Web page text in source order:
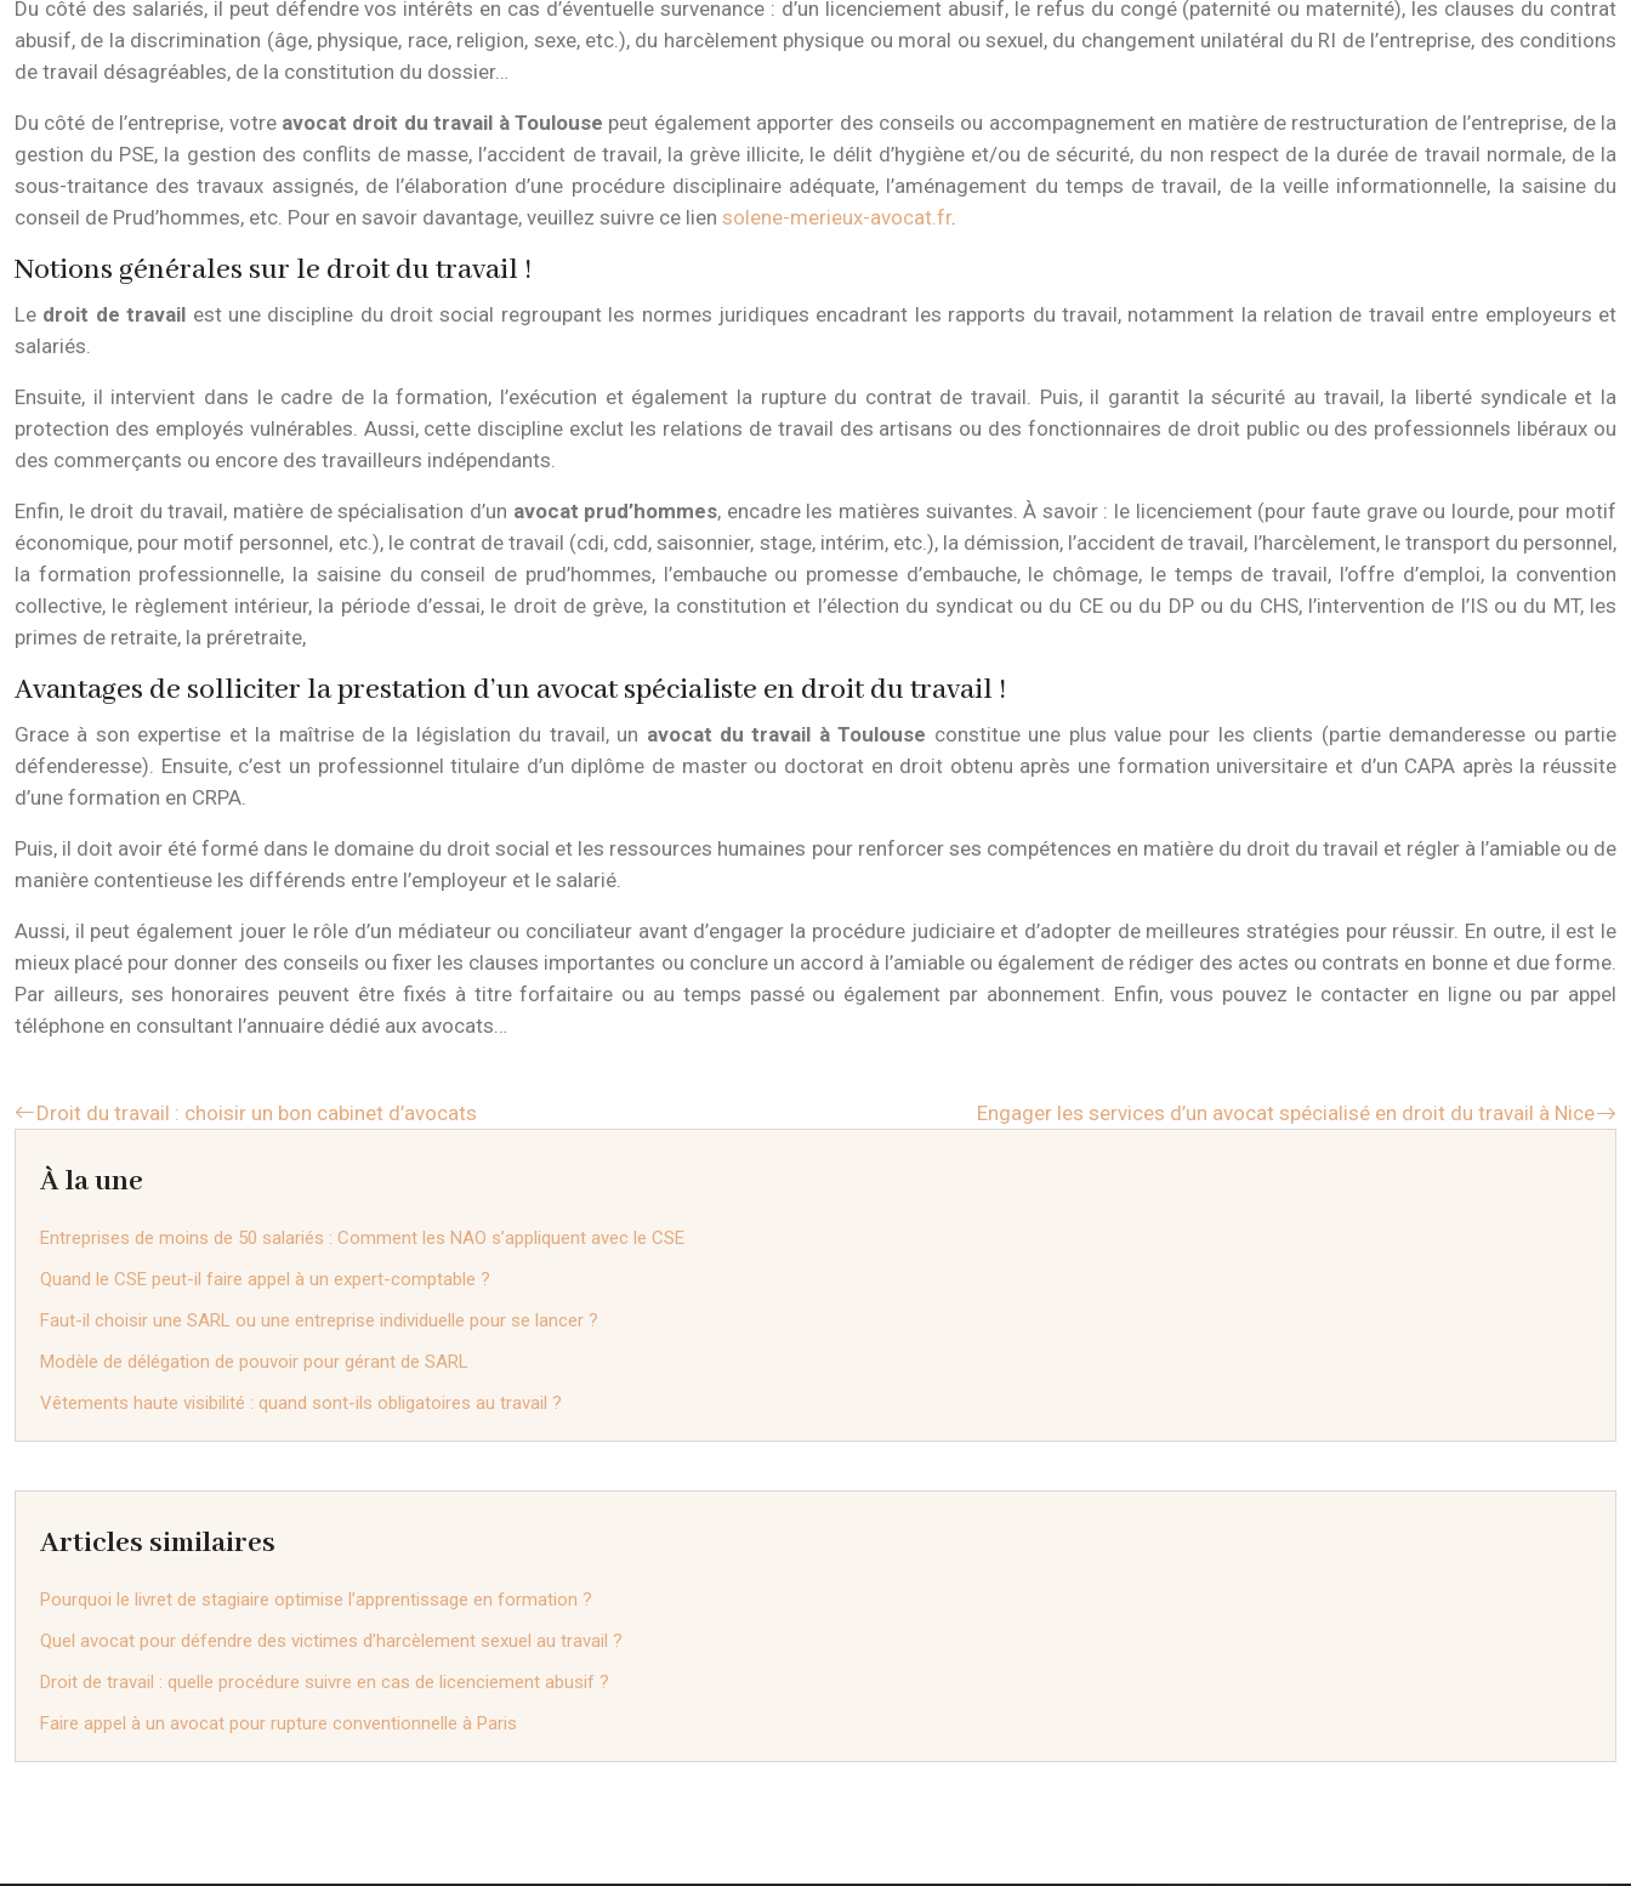
Du côté des salariés, il peut défendre vos intérêts en cas d’éventuelle survenance : d’un licenciement abusif, le refus du congé (paternité ou maternité), les clauses du contrat
abusif, de la discrimination (âge, physique, race, religion, sexe, etc.), du harcèlement physique ou moral ou sexuel, du changement unilatéral du RI de l’entreprise, des conditions
de travail désagréables, de la constitution du dossier…
Du côté de l’entreprise, votre avocat droit du travail à Toulouse peut également apporter des conseils ou accompagnement en matière de restructuration de l’entreprise, de la
gestion du PSE, la gestion des conflits de masse, l’accident de travail, la grève illicite, le délit d’hygiène et/ou de sécurité, du non respect de la durée de travail normale, de la
sous-traitance des travaux assignés, de l’élaboration d’une procédure disciplinaire adéquate, l’aménagement du temps de travail, de la veille informationnelle, la saisine du
conseil de Prud’hommes, etc. Pour en savoir davantage, veuillez suivre ce lien solene-merieux-avocat.fr.
Notions générales sur le droit du travail !
Le droit de travail est une discipline du droit social regroupant les normes juridiques encadrant les rapports du travail, notamment la relation de travail entre employeurs et
salariés.
Ensuite, il intervient dans le cadre de la formation, l’exécution et également la rupture du contrat de travail. Puis, il garantit la sécurité au travail, la liberté syndicale et la
protection des employés vulnérables. Aussi, cette discipline exclut les relations de travail des artisans ou des fonctionnaires de droit public ou des professionnels libéraux ou
des commerçants ou encore des travailleurs indépendants.
Enfin, le droit du travail, matière de spécialisation d’un avocat prud’hommes, encadre les matières suivantes. À savoir : le licenciement (pour faute grave ou lourde, pour motif
économique, pour motif personnel, etc.), le contrat de travail (cdi, cdd, saisonnier, stage, intérim, etc.), la démission, l’accident de travail, l’harcèlement, le transport du personnel,
la formation professionnelle, la saisine du conseil de prud’hommes, l’embauche ou promesse d’embauche, le chômage, le temps de travail, l’offre d’emploi, la convention
collective, le règlement intérieur, la période d’essai, le droit de grève, la constitution et l’élection du syndicat ou du CE ou du DP ou du CHS, l’intervention de l’IS ou du MT, les
primes de retraite, la préretraite,
Avantages de solliciter la prestation d’un avocat spécialiste en droit du travail !
Grace à son expertise et la maîtrise de la législation du travail, un avocat du travail à Toulouse constitue une plus value pour les clients (partie demanderesse ou partie
défenderesse). Ensuite, c’est un professionnel titulaire d’un diplôme de master ou doctorat en droit obtenu après une formation universitaire et d’un CAPA après la réussite
d’une formation en CRPA.
Puis, il doit avoir été formé dans le domaine du droit social et les ressources humaines pour renforcer ses compétences en matière du droit du travail et régler à l’amiable ou de
manière contentieuse les différends entre l’employeur et le salarié.
Aussi, il peut également jouer le rôle d’un médiateur ou conciliateur avant d’engager la procédure judiciaire et d’adopter de meilleures stratégies pour réussir. En outre, il est le
mieux placé pour donner des conseils ou fixer les clauses importantes ou conclure un accord à l’amiable ou également de rédiger des actes ou contrats en bonne et due forme.
Par ailleurs, ses honoraires peuvent être fixés à titre forfaitaire ou au temps passé ou également par abonnement. Enfin, vous pouvez le contacter en ligne ou par appel
téléphone en consultant l’annuaire dédié aux avocats…
Droit du travail : choisir un bon cabinet d’avocats Engager les services d’un avocat spécialisé en droit du travail à Nice
À la une
Entreprises de moins de 50 salariés : Comment les NAO s’appliquent avec le CSE
Quand le CSE peut-il faire appel à un expert-comptable ?
Faut-il choisir une SARL ou une entreprise individuelle pour se lancer ?
Modèle de délégation de pouvoir pour gérant de SARL
Vêtements haute visibilité : quand sont-ils obligatoires au travail ?
Articles similaires
Pourquoi le livret de stagiaire optimise l’apprentissage en formation ?
Quel avocat pour défendre des victimes d’harcèlement sexuel au travail ?
Droit de travail : quelle procédure suivre en cas de licenciement abusif ?
Faire appel à un avocat pour rupture conventionnelle à Paris